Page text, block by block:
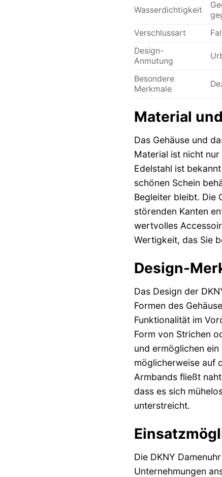
Wasserdichtigkeit
Verschlussart
Design-
Anmutung
Besondere
Merkmale
Material
Das Gehäuse und
Material ist nicht
Edelstahl ist
schönen Schein
Begleiter bleibt. Die
störenden Kanten
wertvolles
Wertigkeit, das Sie
Design-
Das Design der
Formen des
Funktionalität im
Form von Strichen
und ermöglichen
möglicherweise auf
Armbands fließt
dass es sich
unterstreicht.
Die DKNY
Unternehmungen